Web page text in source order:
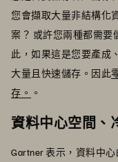
您會擷取大量非結構化
案？ 或許您兩種都需要
此，如果這是您要產成
大量且快速儲存。因此
存。 。
資料中心空間、
Gartner 表示，資料中